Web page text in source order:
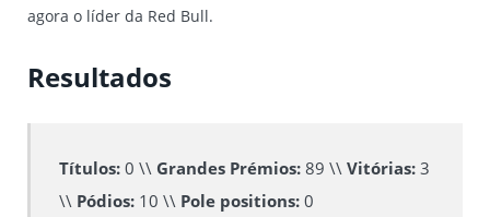
agora o líder da Red Bull.
Resultados
Títulos:0 \\ Grandes Prémios:89 \\ Vitórias:3
\\ Pódios:10 \\ Pole positions:0